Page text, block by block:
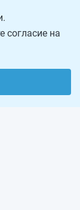
согласие на